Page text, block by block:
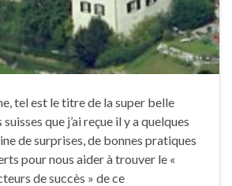
tel est le titre de la super belle
que j’ai reçue il y a quelques
de surprises, de bonnes pratiques
pour nous aider à trouver le «
de succès » de ce